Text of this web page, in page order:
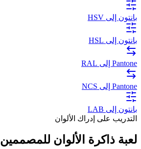
بانتون إلى HSV
بانتون إلى HSL
Pantone إلى RAL
Pantone إلى NCS
بانتون إلى LAB
التدريب على إدراك الألوان
لعبة ذاكرة الألوان للمصممين